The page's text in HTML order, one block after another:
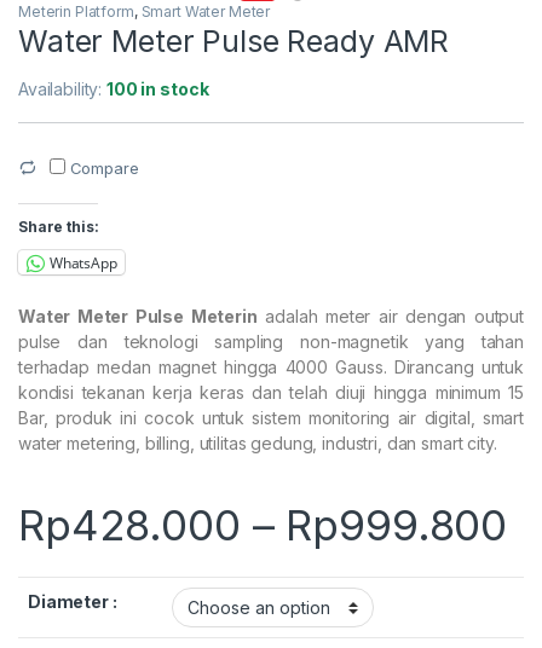
Meterin Platform, Smart Water Meter
Water Meter Pulse Ready AMR
Availability:100 in stock
Compare
Share this:
WhatsApp
Water Meter Pulse Meterin adalah meter air dengan output
pulse dan teknologi sampling non-magnetik yang tahan
terhadap medan magnet hingga 4000 Gauss. Dirancang untuk
kondisi tekanan kerja keras dan telah diuji hingga minimum 15
Bar, produk ini cocok untuk sistem monitoring air digital, smart
water metering, billing, utilitas gedung, industri, dan smart city.
Rp428.000 – Rp999.800
Diameter :